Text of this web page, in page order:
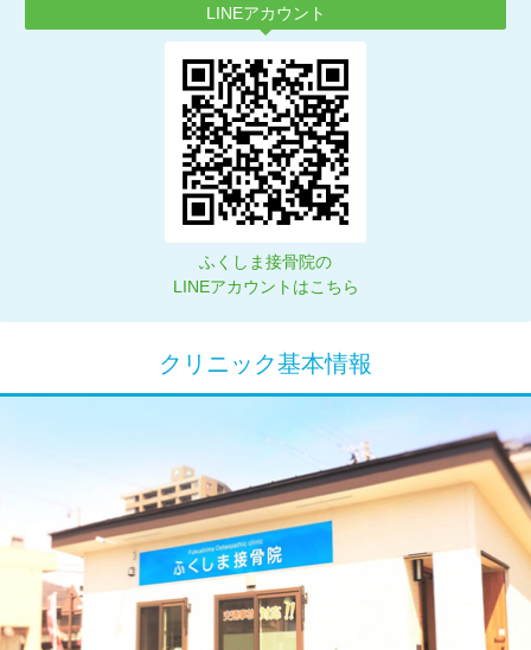
LINEアカウント
ふくしま接骨院の
LINEアカウントはこちら
クリニック基本情報